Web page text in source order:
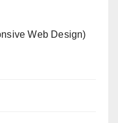
Web Design)